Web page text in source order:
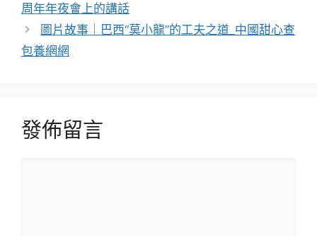
周年年夜會上的講話
圖片故事｜巴西“莫小龍”的工夫之道_中國甜心查
包養網網
發佈留言